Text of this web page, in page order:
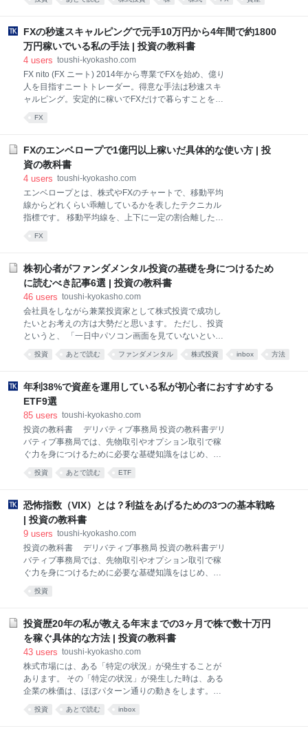
は、サラリーマン時代から何事にも無理なことは「で
ありながら、それができたのは、トレードである程度
の資産があって心に余裕があったからです。 そうでな
ければ、今も我慢して心をすり減らしながら働いてい
を解放してくれました。このように、株式トレードに
は資金が少ないサラリーマンでも経済的に自由になれ
るくらいの威力があります。 この記事は、私がサラリ
ーマンだった頃の自分に向けて書いています。自分が
できていたは
FXの秒速スキャルピングで元手10万円から4年間で約1800
万円稼いでいる私の手法 | 投資の教科書
4 users toushi-kyokasho.com
FX nito (FX ニート) 2014年から専業でFXを始め、億り
人を目指すニートトレーダー。得意な手法は秒速スキ
ャルピング。安定的に稼いでFXだけで暮らすことを目
して減らした月もありますが、ほぼ右肩上がりで資産
は推移しています。 なお、2014年と2015年は月間の
正確な記録を残していなかったのですが、年間ではそ
た、グラフでは、2016年1月は過去2年分の552万円
（=248万円＋304万円）の累積利益を最初から加えて
います。 ちなみに、月ベースの勝敗は、2017年は10
月までは9勝1敗で、7月に26万円負けただけです。そ
FX
FXのエンベロープで1億円以上稼いだ具体的な使い方 | 投
資の教科書
4 users toushi-kyokasho.com
エンベロープとは、株式やFXのチャートで、移動平均
線からどれくらい乖離しているかを表したテクニカル
指標です。 移動平均線を、上下に一定の割合離しただ
ようなインジケータです。 エンベロープは、私にとっ
ては、FXで勝てるトレードルール作りの根幹となった
テクニカル指標で、エンベロープのお陰で、スキャル
こで、この記事では、 エンベロープの基本 エンベロー
プを使った私のスキャルピング スキャルピングする時
の注意点 の3つに重点を置いて解説していきます。ぜ
ひ、最後までお読み下さい。 ぶせな FXの専業トレー
FX
株初心者がファンダメンタル投資の基礎を身につけるため
に読むべき記事6選 | 投資の教科書
46 users toushi-kyokasho.com
会社員をしながら兼業投資家として株式投資で成功し
たいとお考えの方は大勢だと思います。 ただし、投資
というと、 「一日中パソコン画面を見ていないといけ
ないのではないか？」 「テクニカルのスキルで相場を
分析しなければいけないのではないか？」 というよう
で稼ぐというイメージを持ちにくいと思われていると
思います。チャートを分析して投資タイミングを図る
手法をテクニカル投資と言いますが、帰宅してからチ
はありません。 テクニカル投資で成功されている方は
大勢いらっしゃいますが、私が知る限り、会社員をし
ながら兼業投資家として成功されている方のほとんど
はファンダメンタル投資です。中でも、企業が発表す
る時などの特定のイ
投資 あとで読む ファンダメンタル 株式投資 inbox 方法
年利38%で資産を運用している私が初心者におすすめする
ETF9選
85 users toushi-kyokasho.com
投資の教科書 デリバティブ事務局 投資の教科書デリ
バティブ事務局では、先物取引やオプション取引で稼
ぐ力を身につけるために必要な基礎知識をはじめ、実
際に成果をあげているトレーダーの手法、分析方法な
どを、初心者にもわかりやすくお伝えしています。
ところから始めましょう。ETFは、Exchange Traded
Fundsの略で、日本語では「上場投資信託」といいま
す。 投資信託は、証券会社などの販売会社に申し込み
を開いていれば、株式と同じように、市場でリアルタ
イムで売買することができます。 このETFは、株式や
債券など様々な投資対象でポートフォリオが組まれて
います。 株式を中心に組まれているETFなら、その価
投資 あとで読む ETF
恐怖指数（VIX）とは？利益をあげるための3つの基本戦略
| 投資の教科書
9 users toushi-kyokasho.com
投資の教科書 デリバティブ事務局 投資の教科書デリ
バティブ事務局では、先物取引やオプション取引で稼
ぐ力を身につけるために必要な基礎知識をはじめ、実
際に成果をあげているトレーダーの手法、分析方法な
どを、初心者にもわかりやすくお伝えしています。 1.
は、先に以下の2つを知っておく必要があります。 ボ
ラティリティ S&P500 聞いたことない方は、難しいと
思われるかもしれません。実際に、細部まで深く理解
シンプルな理解で問題ありません。 あまり深く考えず
に、以下の説明のように単純に捉えてください。 1.1.
ボラティリティとは ボラティリティとは価格の変動の
大きさを示す指標です。株価が大きく動けば動くほ
投資
投資歴20年の私が教える年末までの3ヶ月で株で数十万円
を稼ぐ具体的な方法 | 投資の教科書
43 users toushi-kyokasho.com
株式市場には、ある「特定の状況」が発生することが
あります。 その「特定の状況」が発生した時は、ある
企業の株価は、ほぼパターン通りの動きをします。本
日お伝えする方法は、そうした「特定の状況」を利用
した投資法の一つです。 この投資方法を実践して頂け
投資 あとで読む inbox